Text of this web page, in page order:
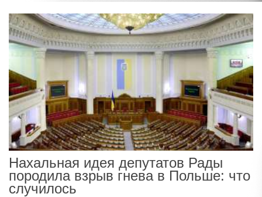
Нахальная идея депутатов Рады
породила взрыв гнева в Польше: что
случилось